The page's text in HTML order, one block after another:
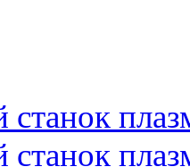
станок
станок